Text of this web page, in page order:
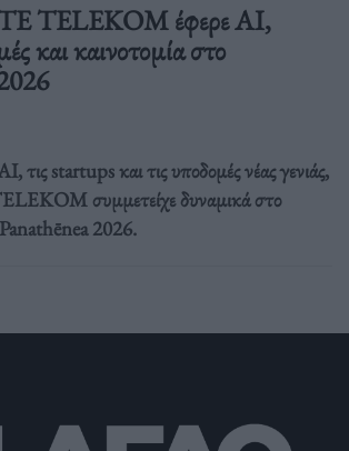
TELEKOM έφερε AI,
και καινοτομία στο
τις startups και τις υποδομές νέας γενιάς,
συμμετείχε δυναμικά στο
Panathēnea 2026.